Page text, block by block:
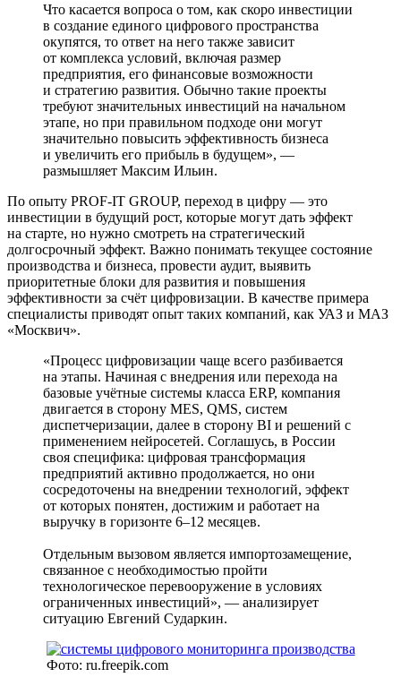
Что касается вопроса о том, как скоро инвестиции
в создание единого цифрового пространства
окупятся, то ответ на него также зависит
от комплекса условий, включая размер
предприятия, его финансовые возможности
и стратегию развития. Обычно такие проекты
требуют значительных инвестиций на начальном
этапе, но при правильном подходе они могут
значительно повысить эффективность бизнеса
и увеличить его прибыль в будущем», —
размышляет Максим Ильин.
По опыту PROF-IT GROUP, переход в цифру — это
инвестиции в будущий рост, которые могут дать эффект
на старте, но нужно смотреть на стратегический
долгосрочный эффект. Важно понимать текущее состояние
производства и бизнеса, провести аудит, выявить
приоритетные блоки для развития и повышения
эффективности за счёт цифровизации. В качестве примера
специалисты приводят опыт таких компаний, как УАЗ и МАЗ
«Москвич».
«Процесс цифровизации чаще всего разбивается
на этапы. Начиная с внедрения или перехода на
базовые учётные системы класса ERP, компания
двигается в сторону MES, QMS, систем
диспетчеризации, далее в сторону BI и решений с
применением нейросетей. Соглашусь, в России
своя специфика: цифровая трансформация
предприятий активно продолжается, но они
сосредоточены на внедрении технологий, эффект
от которых понятен, достижим и работает на
выручку в горизонте 6–12 месяцев.
Отдельным вызовом является импортозамещение,
связанное с необходимостью пройти
технологическое перевооружение в условиях
ограниченных инвестиций», — анализирует
ситуацию Евгений Сударкин.
Фото: ru.freepik.com